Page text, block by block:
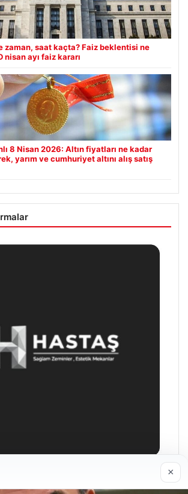
zaman, saat kaçta? Faiz beklentisi ne
nisan ayı faiz kararı
8 Nisan 2026: Altın fiyatları ne kadar
yarım ve cumhuriyet altını alış satış
×